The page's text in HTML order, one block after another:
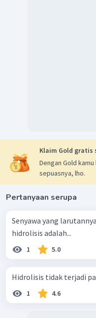
Klaim Gold gratis
Dengan Gold
sepuasnya, lho.
Pertanyaan serupa
Senyawa yang
hidrolisis adalah...
1 5.0
Hidrolisis tidak terjadi
1 4.6